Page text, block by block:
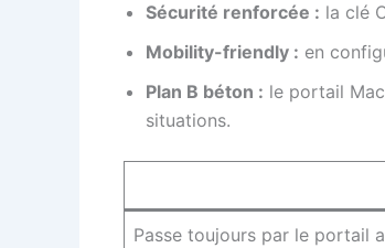
Sécurité renforcée : la clé
Mobility-friendly : en
Plan B béton : le portail
situations.
Passe toujours par le portail